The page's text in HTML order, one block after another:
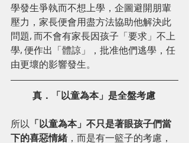
學發生爭執而不想上學，企圖避開朋輩
壓力，家長便會用盡方法協助他解決此
問題, 而不會有家長因孩子「要求」不上
學, 便作出「體諒」，批准他們逃學，任
由更壞的影響發生。
真．「以童為本」是全盤考慮
所以 「以童為本」不只是著眼孩子們當
下的喜惡情緒 ，而是有一籃子的考慮，